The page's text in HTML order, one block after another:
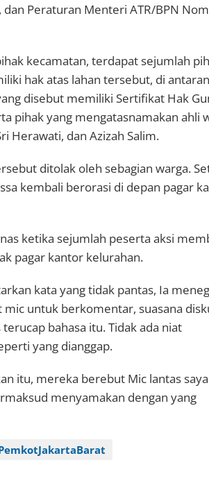
Peraturan Menteri ATR/BPN
kecamatan, terdapat sejumlah
hak atas lahan tersebut, di
disebut memiliki Sertifikat Hak
pihak yang mengatasnamakan ahli
Herawati, dan Azizah Salim.
ditolak oleh sebagian warga.
kembali berorasi di depan pagar
ketika sejumlah peserta aksi
pagar kantor kelurahan.
kata yang tidak pantas, Ia
mic untuk berkomentar, suasana
bahasa itu. Tidak ada niat
yang dianggap.
itu, mereka berebut Mic lantas saya
menyamakan dengan yang